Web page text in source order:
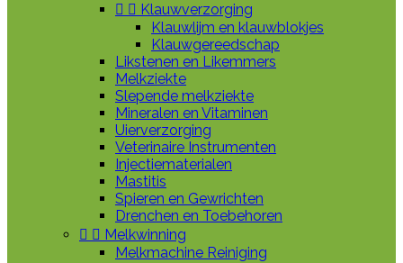
  Klauwverzorging
Klauwlijm en klauwblokjes
Klauwgereedschap
Likstenen en Likemmers
Melkziekte
Slepende melkziekte
Mineralen en Vitaminen
Uierverzorging
Veterinaire Instrumenten
Injectiematerialen
Mastitis
Spieren en Gewrichten
Drenchen en Toebehoren
  Melkwinning
Melkmachine Reiniging